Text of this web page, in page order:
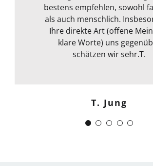
bestens empfehlen, sowohl
als auch menschlich.
Ihre direkte Art (offene
klare Worte) uns
schätzen wir sehr.T.
T. Jung
spontan machbar. Die
Kommunikation war auch
Egal ob email Telefon etc…
allem kann ich sie nur
weiterempfehlen. Weiter
J. Schwaber